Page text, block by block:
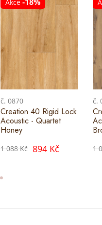
Akce
č. 0870
Creation 40 Rigid Lock
Acoustic - Quartet
Honey
1 088 Kč 894 Kč
č.
1